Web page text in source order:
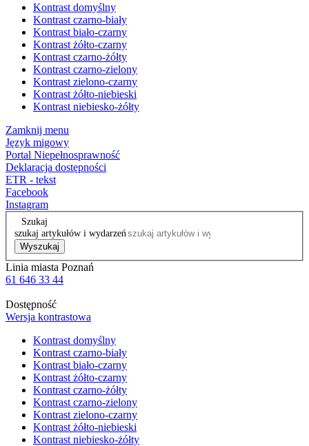
Kontrast domyślny
Kontrast czarno-biały
Kontrast biało-czarny
Kontrast żółto-czarny
Kontrast czarno-żółty
Kontrast czarno-zielony
Kontrast zielono-czarny
Kontrast żółto-niebieski
Kontrast niebiesko-żółty
Zamknij menu
Język migowy
Portal Niepełnosprawność
Deklaracja dostępności
ETR - tekst
Facebook
Instagram
Szukaj
szukaj artykułów i wydarzeń
Wyszukaj
Linia miasta Poznań
61 646 33 44
Dostępność
Wersja kontrastowa
Kontrast domyślny
Kontrast czarno-biały
Kontrast biało-czarny
Kontrast żółto-czarny
Kontrast czarno-żółty
Kontrast czarno-zielony
Kontrast zielono-czarny
Kontrast żółto-niebieski
Kontrast niebiesko-żółty